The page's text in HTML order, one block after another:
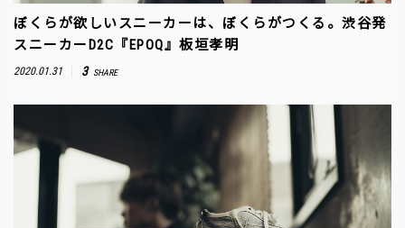
ぼくらが欲しいスニーカーは、ぼくらがつくる。渋谷発
スニーカーD2C『EPOQ』板垣孝明
2020.01.31 3 SHARE